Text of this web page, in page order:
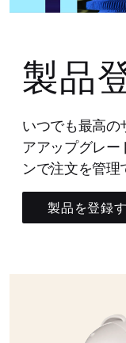
製品
いつでも最高の
アアップグレー
ンで注文を管理
製品を登録